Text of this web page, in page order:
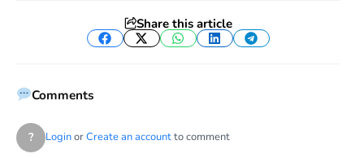
Share this article
Facebook
TwitterWhatsApp
LinkedInTelegram
Comments
? LoginorCreate an accountto comment